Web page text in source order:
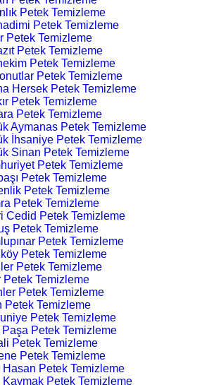
Petek Temizleme
Petek Temizleme
Petek Temizleme
Petek Temizleme
Petek Temizleme
Petek Temizleme
Hersek Petek Temizleme
Petek Temizleme
Petek Temizleme
Aymanas Petek Temizleme
İhsaniye Petek Temizleme
Sinan Petek Temizleme
Petek Temizleme
Petek Temizleme
Petek Temizleme
Petek Temizleme
Cedid Petek Temizleme
Petek Temizleme
Petek Temizleme
Petek Temizleme
Petek Temizleme
Petek Temizleme
Petek Temizleme
Petek Temizleme
Petek Temizleme
Paşa Petek Temizleme
Petek Temizleme
Petek Temizleme
Hasan Petek Temizleme
Kaymak Petek Temizleme